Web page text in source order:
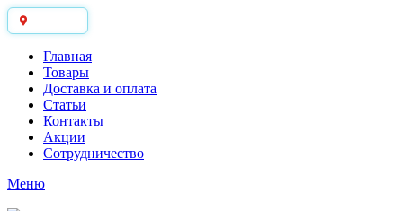
Главная
Товары
Доставка и оплата
Статьи
Контакты
Акции
Сотрудничество
Меню